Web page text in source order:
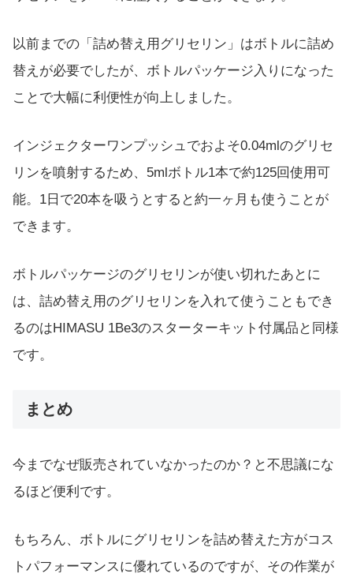
以前までの「詰め替え用グリセリン」はボトルに詰め
替えが必要でしたが、ボトルパッケージ入りになった
ことで大幅に利便性が向上しました。
インジェクターワンプッシュでおよそ0.04mlのグリセ
リンを噴射するため、5mlボトル1本で約125回使用可
能。1日で20本を吸うとすると約一ヶ月も使うことが
できます。
ボトルパッケージのグリセリンが使い切れたあとに
は、詰め替え用のグリセリンを入れて使うこともでき
るのはHIMASU 1Be3のスターターキット付属品と同様
です。
まとめ
今までなぜ販売されていなかったのか？と不思議にな
るほど便利です。
もちろん、ボトルにグリセリンを詰め替えた方がコス
トパフォーマンスに優れているのですが、その作業が